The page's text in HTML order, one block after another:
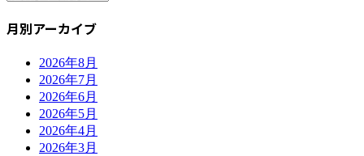
り
月別アーカイブ
2026年8月
2026年7月
2026年6月
2026年5月
2026年4月
2026年3月